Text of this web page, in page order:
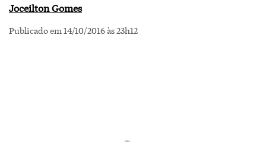
Joceilton Gomes
Publicado em 14/10/2016 às 23h12